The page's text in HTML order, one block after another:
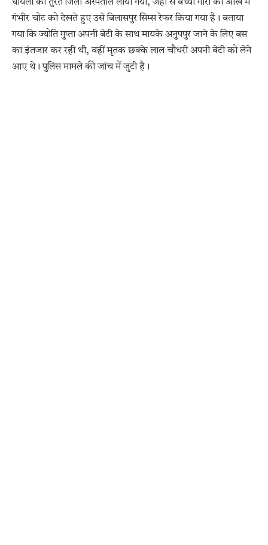
घायलों को तुरंत जिला अस्पताल लाया गया, जहां से बच्ची गौरी की आंख में
गंभीर चोट को देखते हुए उसे बिलासपुर सिम्स रेफर किया गया है। बताया
गया कि ज्योति गुप्ता अपनी बेटी के साथ मायके अनुपपुर जाने के लिए बस
का इंतजार कर रही थी, वहीं मृतक छक्के लाल चौधरी अपनी बेटी को लेने
आए थे। पुलिस मामले की जांच में जुटी है।